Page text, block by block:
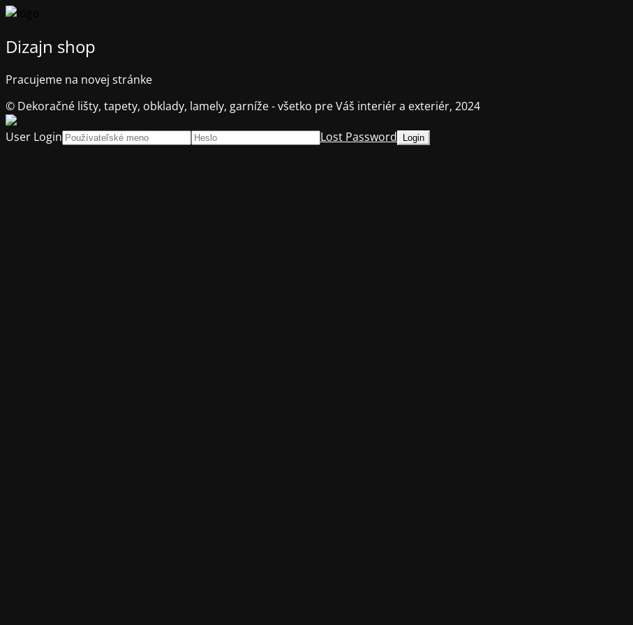
Dizajn shop
Pracujeme na novej stránke
© Dekoračné lišty, tapety, obklady, lamely, garníže - všetko pre Váš interiér a exteriér, 2024
User Login
Lost Password